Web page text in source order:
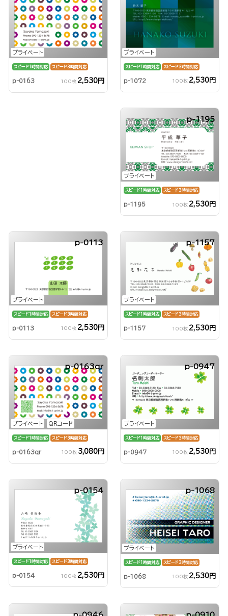
プライベート
スピード1時間対応 スピード3時間対応
p-0163 100枚 2,530円
プライベート
スピード1時間対応 スピード3時間対応
p-1072 100枚 2,530円
プライベート
p-1195
スピード1時間対応 スピード3時間対応
p-1195 100枚 2,530円
プライベート
p-0113
スピード1時間対応 スピード3時間対応
p-0113 100枚 2,530円
プライベート
p-1157
スピード1時間対応 スピード3時間対応
p-1157 100枚 2,530円
プライベート QRコード
p-0163qr
スピード1時間対応 スピード3時間対応
p-0163qr 100枚 3,080円
プライベート
p-0947
スピード1時間対応 スピード3時間対応
p-0947 100枚 2,530円
プライベート
p-0154
スピード1時間対応 スピード3時間対応
p-0154 100枚 2,530円
プライベート
p-1068
スピード1時間対応 スピード3時間対応
p-1068 100枚 2,530円